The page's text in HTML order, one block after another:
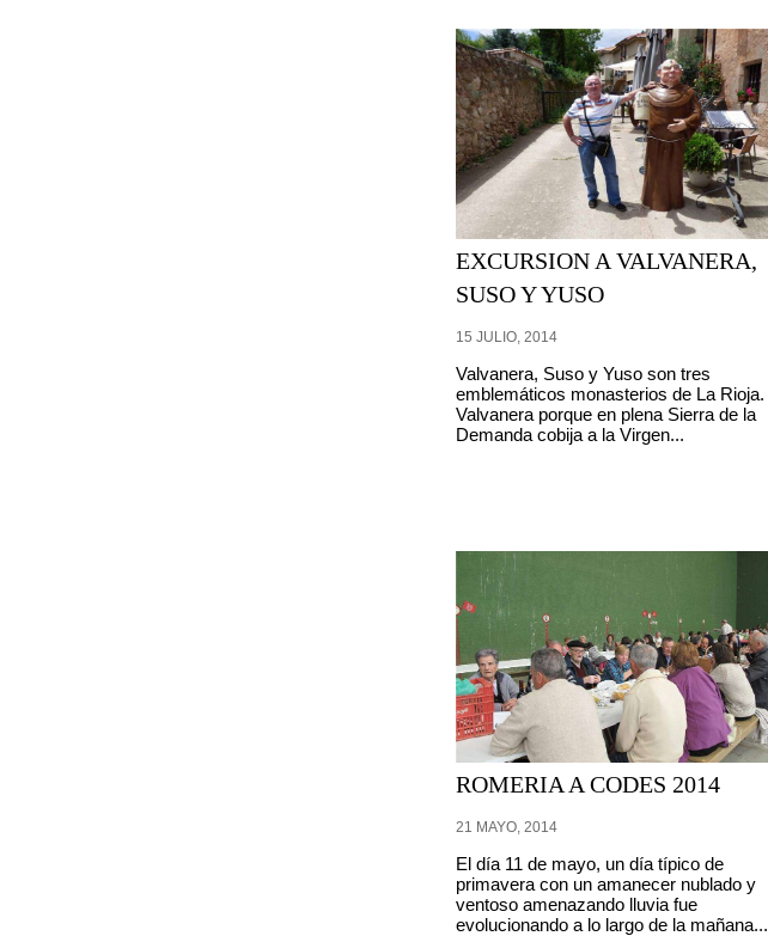
EXCURSION A VALVANERA,
SUSO Y YUSO
15 JULIO, 2014
Valvanera, Suso y Yuso son tres
emblemáticos monasterios de La Rioja.
Valvanera porque en plena Sierra de la
Demanda cobija a la Virgen...
ROMERIA A CODES 2014
21 MAYO, 2014
El día 11 de mayo, un día típico de
primavera con un amanecer nublado y
ventoso amenazando lluvia fue
evolucionando a lo largo de la mañana...